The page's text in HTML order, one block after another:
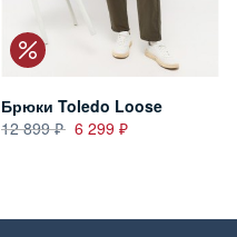
Брюки Toledo Loose
12 899
6 299